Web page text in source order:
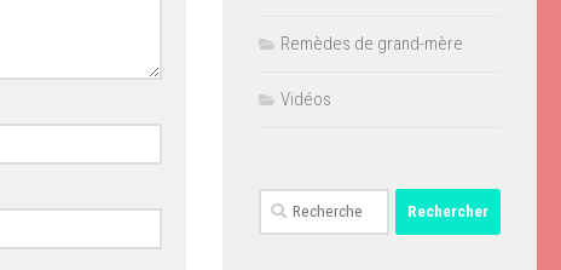
Remèdes de grand-mère
Vidéos
Rechercher :